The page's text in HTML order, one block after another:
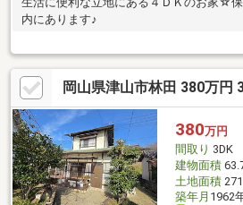
内にあります♪
岡山県津山市林田 380万円
380万円
間取り 3DK
建物面積
土地面積
築年月 1962